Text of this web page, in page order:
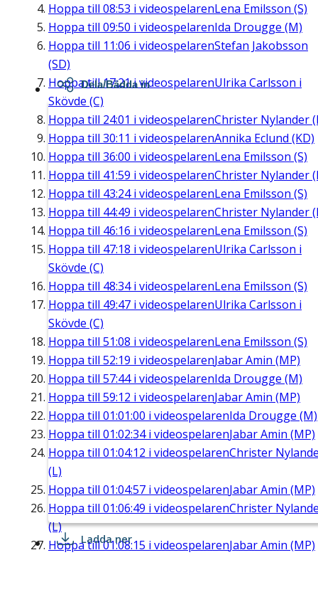
Hoppa till 08:53 i videospelarenLena Emilsson (S)
Hoppa till 09:50 i videospelarenIda Drougge (M)
Hoppa till 11:06 i videospelarenStefan Jakobsson
(SD)
Hoppa till17:21i videospelarenUlrika Carlsson i
Skövde (C)
Hoppa till 24:01 i videospelarenChrister Nylander
Hoppa till 30:11 i videospelarenAnnika Eclund (KD)
Hoppa till 36:00 i videospelarenLena Emilsson (S)
Hoppa till 41:59 i videospelarenChrister Nylander
Hoppa till 43:24i videospelarenLena Emilsson (S)
Hoppa till 44:49 i videospelarenChrister Nylander
Hoppa till 46:16 i videospelarenLena Emilsson (S)
Hoppa till 47:18 i videospelarenUlrika Carlsson i
Skövde (C)
Hoppa till 48:34i videospelarenLena Emilsson (S)
Hoppa till 49:47 i videospelarenUlrika Carlsson i
Skövde (C)
Hoppa till 51:08 i videospelarenLena Emilsson (S)
Hoppa till 52:19 i videospelarenJabar Amin (MP)
Hoppa till 57:44i videospelarenIda Drougge (M)
Hoppa till 59:12 i videospelarenJabar Amin (MP)
Hoppa till 01:01:00 i videospelarenIda Drougge (M)
Hoppa till 01:02:34i videospelarenJabar Amin (MP)
Hoppa till 01:04:12 i videospelarenChrister
(L)
Hoppa till 01:04:57 i videospelarenJabar Amin (MP)
Hoppa till 01:06:49 i videospelarenChrister
(L)
Hoppa till01:08:15 i videospelarenJabar Amin (MP)
Dela/Bädda in
Ladda ner